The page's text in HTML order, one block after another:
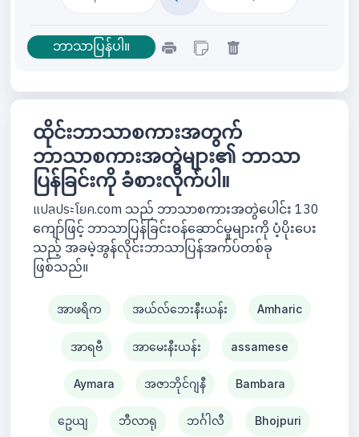
ထိုင်းဘာသာစကားအတွက်
ဘာသာစကားအတွဲများ၏ ဘာသာ
ပြန်ခြင်းကို ခံစားလိုက်ပါ။
แปลประโยค.com သည် ဘာသာစကားအတွဲပေါင်း 130
ကျော်ဖြင့် ဘာသာပြန်ခြင်းဝန်ဆောင်မှုများကို ပံ့ပိုးပေး
သည့် အခမဲ့အွန်လိုင်းဘာသာပြန်အက်ပ်တစ်ခု
ဖြစ်သည်။
အာဖရိက အယ်လ်ဘေးနီးယန်း Amharic
အာရဗီ အာမေးနီးယန်း assamese
Aymara အဇာဘိုင်ဂျနီ Bambara
ဥေယျ ဘီလာရု ဘင်္ဂါလီ Bhojpuri